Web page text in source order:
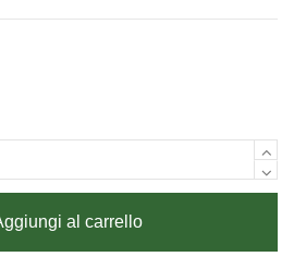
al carrello